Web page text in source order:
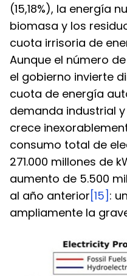
(15,18%), la energía
biomasa y los
cuota irrisoria de
Aunque el número
el gobierno invierte
cuota de energía
demanda industrial
crece
consumo total de
271.000 millones de
aumento de 5.500
al año anterior [15] :
ampliamente la